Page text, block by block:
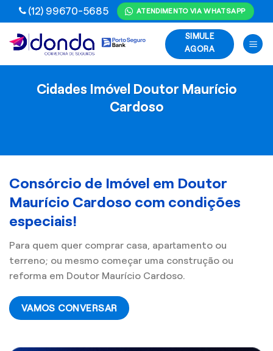
Skip
to
content
(12) 99670-5685 ATENDIMENTO VIA WHATSAPP
SIMULE
AGORA
Cidades Imóvel Doutor Maurício
Cardoso
Consórcio de Imóvel em Doutor
Maurício Cardoso com condições
especiais!
Para quem quer comprar casa, apartamento ou
terreno; ou mesmo começar uma construção ou
reforma em Doutor Maurício Cardoso.
VAMOS CONVERSAR